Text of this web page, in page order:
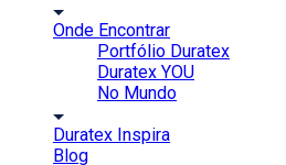
Onde Encontrar
Portfólio Duratex
Duratex YOU
No Mundo
Duratex Inspira
Blog